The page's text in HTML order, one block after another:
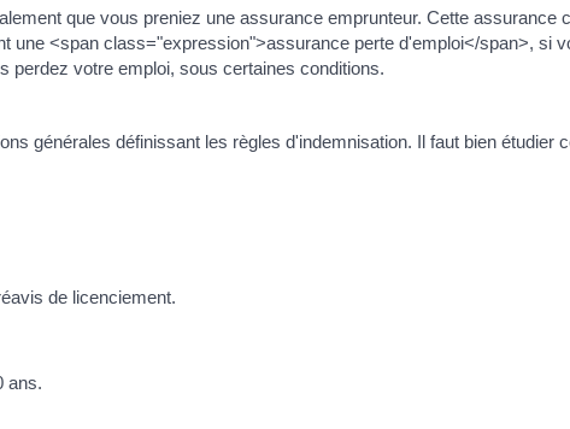
que vous preniez une assurance emprunteur. Cette
une <span class="expression">assurance perte d'emploi</span>, si
perdez votre emploi, sous certaines conditions.
générales définissant les règles d'indemnisation. Il faut bien étudier
de licenciement.
ans.